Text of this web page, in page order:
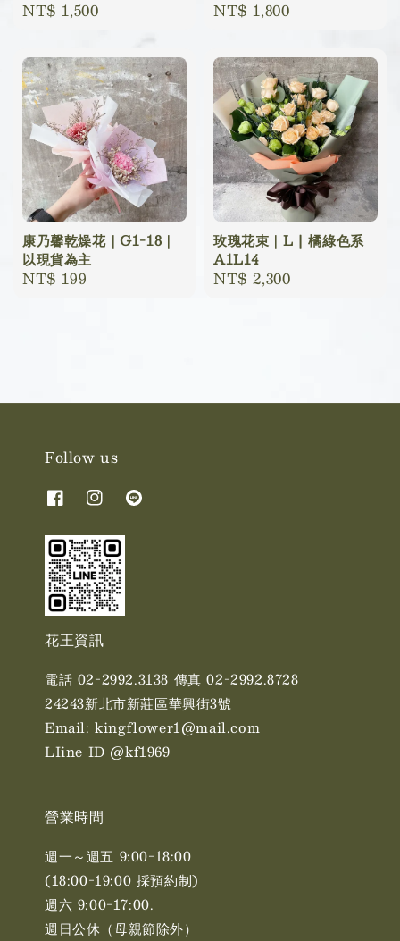
Regular
NT$ 1,500
Regular
NT$ 1,800
康乃馨乾燥花｜G1-18｜
以現貨為主
Regular
NT$ 199
玫瑰花束｜L | 橘綠色系
A1L14
Regular
NT$ 2,300
Follow us
花王資訊
電話 02-2992.3138 傳真 02-2992.8728
24243新北市新莊區華興街3號
Email: kingflower1@mail.com
LIine ID @kf1969
營業時間
週一～週五 9:00-18:00
(18:00-19:00 採預約制)
週六 9:00-17:00. ​​
週日公休（母親節除外）